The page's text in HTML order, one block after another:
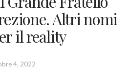
Altri nomi
il reality
4, 2022